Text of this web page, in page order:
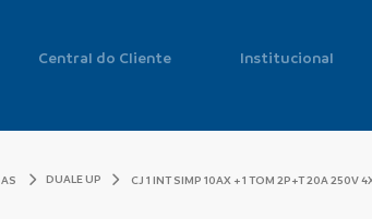
Central do Cliente Institucional
DUALE UP CJ 1 INT SIMP 10AX + 1 TOM 2P+T 20A 250V